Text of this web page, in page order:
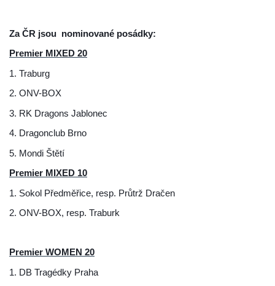
Za ČR jsou nominované posádky:
Premier MIXED 20
1. Traburg
2. ONV-BOX
3. RK Dragons Jablonec
4. Dragonclub Brno
5. Mondi Štětí
Premier MIXED 10
1. Sokol Předměřice, resp. Průtrž Dračen
2. ONV-BOX, resp. Traburk
Premier WOMEN 20
1. DB Tragédky Praha